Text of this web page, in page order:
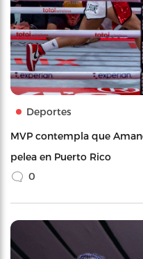
Deportes
MVP contempla que
pelea en Puerto Rico
0